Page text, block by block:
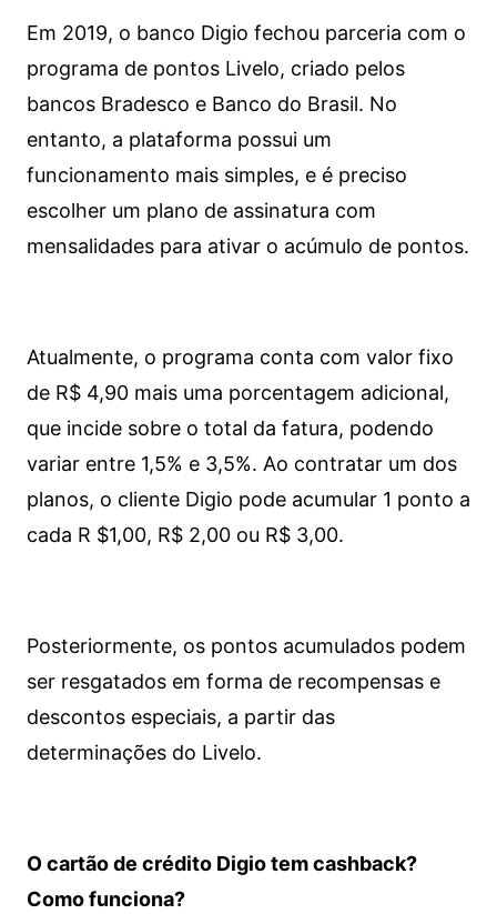
Em 2019, o banco Digio fechou parceria com o
programa de pontos Livelo, criado pelos
bancos Bradesco e Banco do Brasil. No
entanto, a plataforma possui um
funcionamento mais simples, e é preciso
escolher um plano de assinatura com
mensalidades para ativar o acúmulo de pontos.
Atualmente, o programa conta com valor fixo
de R$ 4,90 mais uma porcentagem adicional,
que incide sobre o total da fatura, podendo
variar entre 1,5% e 3,5%. Ao contratar um dos
planos, o cliente Digio pode acumular 1 ponto a
cada R $1,00, R$ 2,00 ou R$ 3,00.
Posteriormente, os pontos acumulados podem
ser resgatados em forma de recompensas e
descontos especiais, a partir das
determinações do Livelo.
O cartão de crédito Digio tem cashback?
Como funciona?